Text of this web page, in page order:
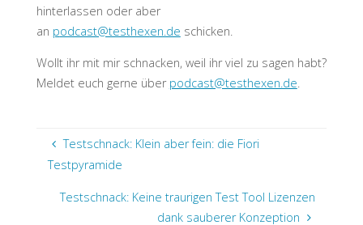
hinterlassen oder aber
an podcast@testhexen.de schicken.
Wollt ihr mit mir schnacken, weil ihr viel zu sagen habt?
Meldet euch gerne über podcast@testhexen.de.
Testschnack: Klein aber fein: die Fiori
Testpyramide
Testschnack: Keine traurigen Test Tool Lizenzen
dank sauberer Konzeption